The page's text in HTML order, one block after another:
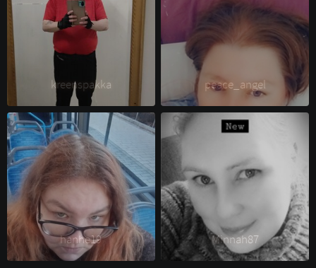
kreenspakka peace_angel
hanhe19 Minnah87